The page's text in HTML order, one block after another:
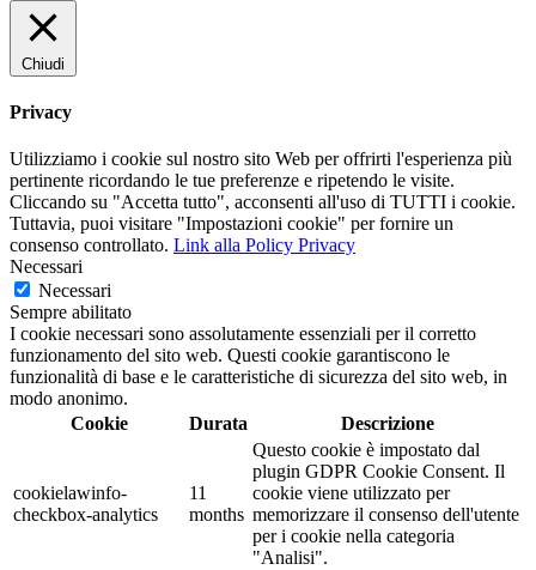
Chiudi
Privacy
Utilizziamo i cookie sul nostro sito Web per offrirti l'esperienza più
pertinente ricordando le tue preferenze e ripetendo le visite.
Cliccando su "Accetta tutto", acconsenti all'uso di TUTTI i cookie.
Tuttavia, puoi visitare "Impostazioni cookie" per fornire un
consenso controllato. Link alla Policy Privacy
Necessari
Necessari
Sempre abilitato
I cookie necessari sono assolutamente essenziali per il corretto
funzionamento del sito web. Questi cookie garantiscono le
funzionalità di base e le caratteristiche di sicurezza del sito web, in
modo anonimo.
Cookie
Durata Descrizione
cookielawinfo-
checkbox-analytics
11
months
Questo cookie è impostato dal
plugin GDPR Cookie Consent. Il
cookie viene utilizzato per
memorizzare il consenso dell'utente
per i cookie nella categoria
"Analisi".